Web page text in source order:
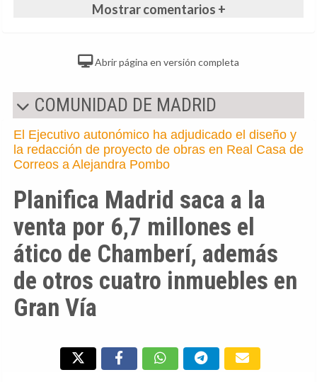
Mostrar comentarios +
Abrir página en versión completa
COMUNIDAD DE MADRID
El Ejecutivo autonómico ha adjudicado el diseño y
la redacción de proyecto de obras en Real Casa de
Correos a Alejandra Pombo
Planifica Madrid saca a la
venta por 6,7 millones el
ático de Chamberí, además
de otros cuatro inmuebles en
Gran Vía